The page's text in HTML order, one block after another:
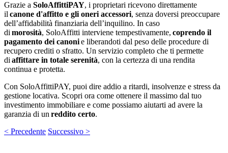
Grazie a SoloAffittiPAY, i proprietari ricevono direttamente
il canone d'affitto e gli oneri accessori, senza doversi preoccupare
dell’affidabilità finanziaria dell’inquilino. In caso
di morosità, SoloAffitti interviene tempestivamente, coprendo il
pagamento dei canonie liberandoti dal peso delle procedure di
recupero crediti o sfratto. Un servizio completo che ti permette
di affittare in totale serenità, con la certezza di una rendita
continua e protetta.
Con SoloAffittiPAY, puoi dire addio a ritardi, insolvenze e stress da
gestione locativa. Scopri ora come ottenere il massimo dal tuo
investimento immobiliare e come possiamo aiutarti ad avere la
garanzia di un reddito certo.
< Precedente Successivo >